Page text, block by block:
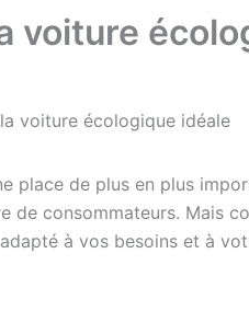
voiture
voiture écologique idéale
place de plus en plus
de consommateurs. Mais
à vos besoins et à